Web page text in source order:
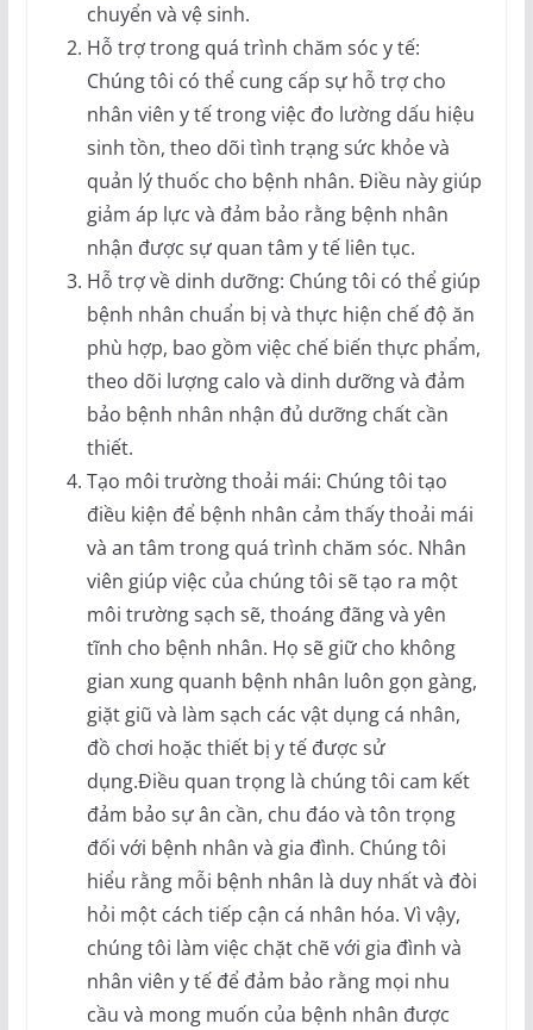
chuyển và vệ sinh.
Hỗ trợ trong quá trình chăm sóc y tế:
Chúng tôi có thể cung cấp sự hỗ trợ cho
nhân viên y tế trong việc đo lường dấu hiệu
sinh tồn, theo dõi tình trạng sức khỏe và
quản lý thuốc cho bệnh nhân. Điều này giúp
giảm áp lực và đảm bảo rằng bệnh nhân
nhận được sự quan tâm y tế liên tục.
Hỗ trợ về dinh dưỡng: Chúng tôi có thể giúp
bệnh nhân chuẩn bị và thực hiện chế độ ăn
phù hợp, bao gồm việc chế biến thực phẩm,
theo dõi lượng calo và dinh dưỡng và đảm
bảo bệnh nhân nhận đủ dưỡng chất cần
thiết.
Tạo môi trường thoải mái: Chúng tôi tạo
điều kiện để bệnh nhân cảm thấy thoải mái
và an tâm trong quá trình chăm sóc. Nhân
viên giúp việc của chúng tôi sẽ tạo ra một
môi trường sạch sẽ, thoáng đãng và yên
tĩnh cho bệnh nhân. Họ sẽ giữ cho không
gian xung quanh bệnh nhân luôn gọn gàng,
giặt giũ và làm sạch các vật dụng cá nhân,
đồ chơi hoặc thiết bị y tế được sử
dụng.Điều quan trọng là chúng tôi cam kết
đảm bảo sự ân cần, chu đáo và tôn trọng
đối với bệnh nhân và gia đình. Chúng tôi
hiểu rằng mỗi bệnh nhân là duy nhất và đòi
hỏi một cách tiếp cận cá nhân hóa. Vì vậy,
chúng tôi làm việc chặt chẽ với gia đình và
nhân viên y tế để đảm bảo rằng mọi nhu
cầu và mong muốn của bệnh nhân được